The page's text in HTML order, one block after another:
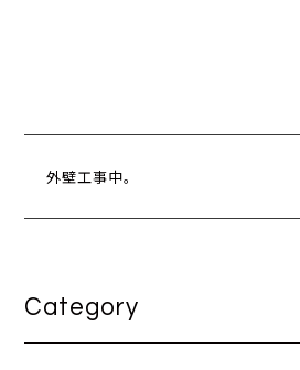
外壁工事中。
Category